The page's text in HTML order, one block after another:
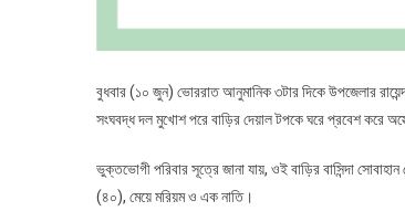
বুধবার (১০ জুন) ভোররাত আনুমানিক ৩টার দিকে উপজেলার
সংঘবদ্ধ দল মুখোশ পরে বাড়ির দেয়াল টপকে ঘরে প্রবেশ করে
ভুক্তভোগী পরিবার সূত্রে জানা যায়, ওই বাড়ির বাসিন্দা
(৪০), মেয়ে মরিয়ম ও এক নাতি।